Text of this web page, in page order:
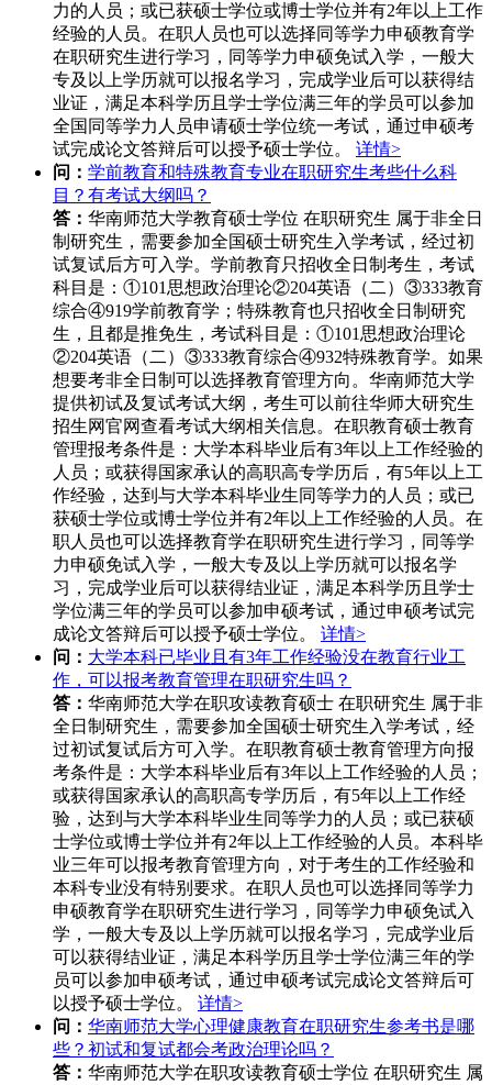
力的人员；或已获硕士学位或博士学位并有2年以上工作
经验的人员。在职人员也可以选择同等学力申硕教育学
在职研究生进行学习，同等学力申硕免试入学，一般大
专及以上学历就可以报名学习，完成学业后可以获得结
业证，满足本科学历且学士学位满三年的学员可以参加
全国同等学力人员申请硕士学位统一考试，通过申硕考
试完成论文答辩后可以授予硕士学位。 详情>
问： 学前教育和特殊教育专业在职研究生考些什么科
目？有考试大纲吗？
答： 华南师范大学教育硕士学位 在职研究生 属于非全日
制研究生，需要参加全国硕士研究生入学考试，经过初
试复试后方可入学。学前教育只招收全日制考生，考试
科目是：①101思想政治理论②204英语（二）③333教育
综合④919学前教育学；特殊教育也只招收全日制研究
生，且都是推免生，考试科目是：①101思想政治理论
②204英语（二）③333教育综合④932特殊教育学。如果
想要考非全日制可以选择教育管理方向。华南师范大学
提供初试及复试考试大纲，考生可以前往华师大研究生
招生网官网查看考试大纲相关信息。在职教育硕士教育
管理报考条件是：大学本科毕业后有3年以上工作经验的
人员；或获得国家承认的高职高专学历后，有5年以上工
作经验，达到与大学本科毕业生同等学力的人员；或已
获硕士学位或博士学位并有2年以上工作经验的人员。在
职人员也可以选择教育学在职研究生进行学习，同等学
力申硕免试入学，一般大专及以上学历就可以报名学
习，完成学业后可以获得结业证，满足本科学历且学士
学位满三年的学员可以参加申硕考试，通过申硕考试完
成论文答辩后可以授予硕士学位。 详情>
问： 大学本科已毕业且有3年工作经验没在教育行业工
作，可以报考教育管理在职研究生吗？
答： 华南师范大学在职攻读教育硕士 在职研究生 属于非
全日制研究生，需要参加全国硕士研究生入学考试，经
过初试复试后方可入学。在职教育硕士教育管理方向报
考条件是：大学本科毕业后有3年以上工作经验的人员；
或获得国家承认的高职高专学历后，有5年以上工作经
验，达到与大学本科毕业生同等学力的人员；或已获硕
士学位或博士学位并有2年以上工作经验的人员。本科毕
业三年可以报考教育管理方向，对于考生的工作经验和
本科专业没有特别要求。在职人员也可以选择同等学力
申硕教育学在职研究生进行学习，同等学力申硕免试入
学，一般大专及以上学历就可以报名学习，完成学业后
可以获得结业证，满足本科学历且学士学位满三年的学
员可以参加申硕考试，通过申硕考试完成论文答辩后可
以授予硕士学位。 详情>
问： 华南师范大学心理健康教育在职研究生参考书是哪
些？初试和复试都会考政治理论吗？
答： 华南师范大学在职攻读教育硕士学位 在职研究生 属